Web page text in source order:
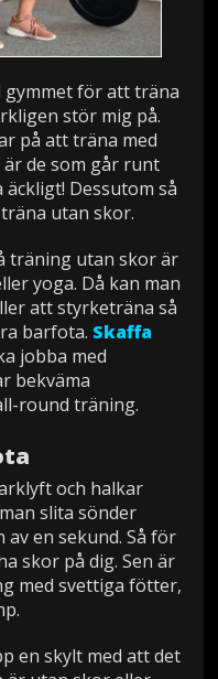
gymmet för att träna
stör mig på.
på att träna med
de som går runt
Dessutom så
utan skor.
träning utan skor är
yoga. Då kan man
att styrketräna så
barfota. Skaffa
jobba med
bekväma
round träning.
och halkar
slita sönder
en sekund. Så för
skor på dig. Sen är
med svettiga fötter,
en skylt med att det